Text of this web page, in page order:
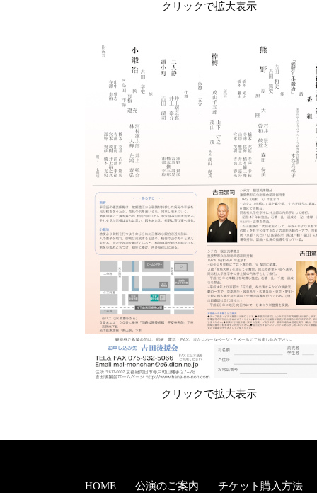
クリックで拡大表示
クリックで拡大表示
HOME 公演のご案内 チケット購入方法